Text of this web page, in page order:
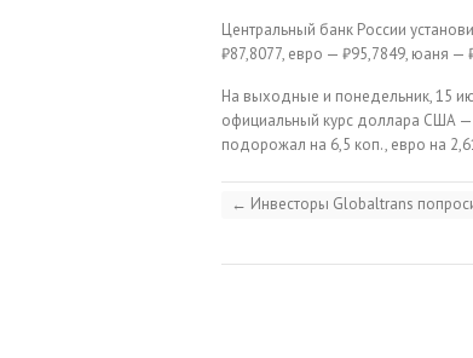
Центральный банк России
₽87,8077, евро — ₽95,7849, юаня —
На выходные и понедельник, 15
официальный курс доллара США
подорожал на 6,5 коп., евро на
← Инвесторы Globaltrans